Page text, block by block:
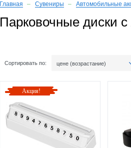
Главная Сувениры Автомобильные
Парковочные диски с
Сортировать по: цене (возрастание)
Акция!